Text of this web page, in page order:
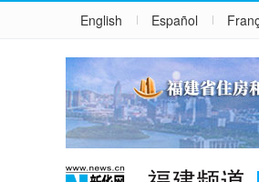
English Español